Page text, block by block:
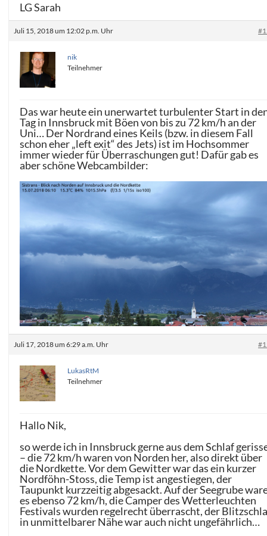
LG Sarah
Juli 15, 2018 um 12:02 p.m. Uhr
nik
Teilnehmer
Das war heute ein unerwartet turbulenter Start in
Tag in Innsbruck mit Böen von bis zu 72 km/h an der
Uni… Der Nordrand eines Keils (bzw. in diesem Fall
schon eher „left exit“ des Jets) ist im Hochsommer
immer wieder für Überraschungen gut! Dafür gab es
aber schöne Webcambilder:
Juli 17, 2018 um 6:29 a.m. Uhr
LukasRtM
Teilnehmer
Hallo Nik,
so werde ich in Innsbruck gerne aus dem Schlaf
– die 72 km/h waren von Norden her, also direkt über
die Nordkette. Vor dem Gewitter war das ein kurzer
Nordföhn-Stoss, die Temp ist angestiegen, der
Taupunkt kurzzeitig abgesackt. Auf der Seegrube
es ebenso 72 km/h, die Camper des Wetterleuchten
Festivals wurden regelrecht überrascht, der
in unmittelbarer Nähe war auch nicht ungefährlich…